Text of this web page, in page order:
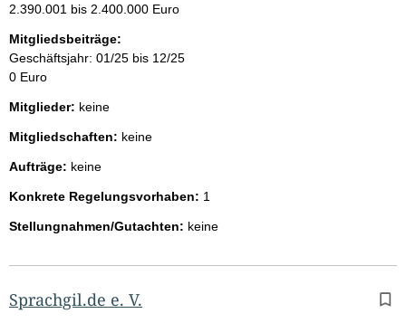
2.390.001 bis 2.400.000 Euro
Mitgliedsbeiträge:
Geschäftsjahr: 01/25 bis 12/25
0 Euro
Mitglieder: keine
Mitgliedschaften: keine
Aufträge: keine
Konkrete Regelungsvorhaben: 1
Stellungnahmen/Gutachten: keine
Sprachgil.de e. V.